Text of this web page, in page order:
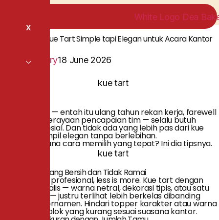
X
Tips Memilih Kue Tart Simple tapi Elegan untuk Acara Kantor
Dea Bakery18 June 2026
Acara kantor — entah itu ulang tahun rekan kerja, farewell
party, atau perayaan pencapaian tim — selalu butuh
sentuhan spesial. Dan tidak ada yang lebih pas dari kue
tart yang tampil elegan tanpa berlebihan.
Tapi bagaimana cara memilih yang tepat? Ini dia tipsnya.
1. Pilih Desain yang Bersih dan Tidak Ramai
Di lingkungan profesional, less is more. Kue tart dengan
desain minimalis — warna netral, dekorasi tipis, atau satu
aksen bunga — justru terlihat lebih berkelas dibanding
yang penuh ornamen. Hindari topper karakter atau warna
terlalu mencolok yang kurang sesuai suasana kantor.